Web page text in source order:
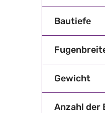
Bautiefe
Gewicht
Anzahl der